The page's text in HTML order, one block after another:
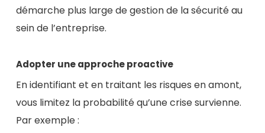
démarche plus large de gestion de la sécurité au
sein de l’entreprise.
Adopter une approche proactive
En identifiant et en traitant les risques en amont,
vous limitez la probabilité qu’une crise survienne.
Par exemple :